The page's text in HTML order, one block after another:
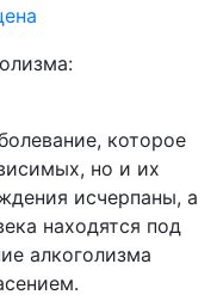
которое
но и их
исчерпаны, а
находятся под
алкоголизма